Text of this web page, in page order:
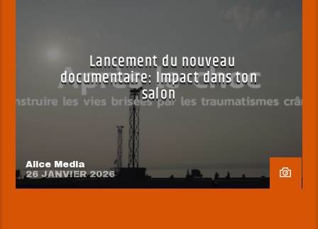
Lancement du nouveau
documentaire: Impact dans ton
salon
Alice Media
26 JANVIER 2026